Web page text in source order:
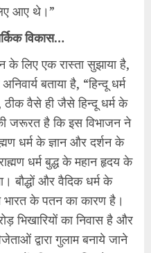
आए थे।”
विकास…
के लिए एक रास्ता सुझाया है,
बताया है, “हिन्दू धर्म
ठीक वैसे ही जैसे हिन्दू धर्म के
जरूरत है कि इस विभाजन ने
धर्म के ज्ञान और दर्शन के
धर्म बुद्ध के महान हृदय के
बौद्धों और वैदिक धर्म के
भारत के पतन का कारण है।
भिखारियों का निवास है और
द्वारा गुलाम बनाये जाने